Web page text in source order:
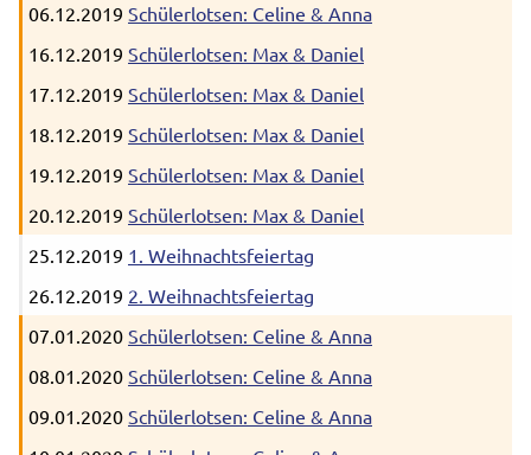
06.12.2019 Schülerlotsen: Celine & Anna
16.12.2019 Schülerlotsen: Max & Daniel
17.12.2019 Schülerlotsen: Max & Daniel
18.12.2019 Schülerlotsen: Max & Daniel
19.12.2019 Schülerlotsen: Max & Daniel
20.12.2019 Schülerlotsen: Max & Daniel
25.12.2019 1. Weihnachtsfeiertag
26.12.2019 2. Weihnachtsfeiertag
07.01.2020 Schülerlotsen: Celine & Anna
08.01.2020 Schülerlotsen: Celine & Anna
09.01.2020 Schülerlotsen: Celine & Anna